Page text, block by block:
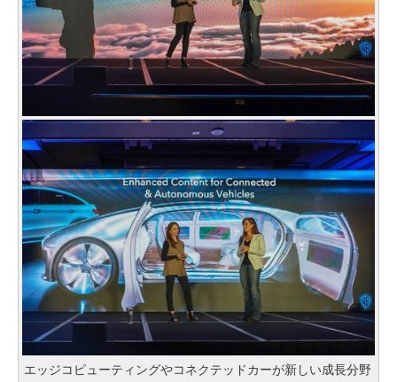
エッジコピューティングやコネクテッドカーが新しい成長分野